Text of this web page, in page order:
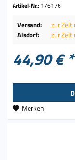
Artikel-Nr.: 176176
Versand:
zur Zeit
Alsdorf:
zur Zeit
44,90 € *
Merken